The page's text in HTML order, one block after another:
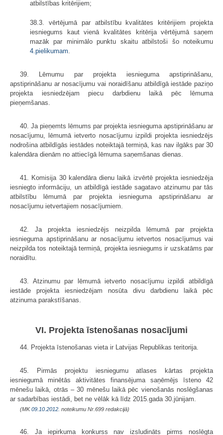
atbilstības kritērijiem;
38.3. vērtējumā par atbilstību kvalitātes kritērijiem projekta
iesniegums kaut vienā kvalitātes kritērija vērtējumā saņem
mazāk par minimālo punktu skaitu atbilstoši šo noteikumu
4.pielikumam.
39. Lēmumu par projekta iesnieguma apstiprināšanu,
apstiprināšanu ar nosacījumu vai noraidīšanu atbildīgā iestāde paziņo
projekta iesniedzējam piecu darbdienu laikā pēc lēmuma
pieņemšanas.
40. Ja pieņemts lēmums par projekta iesnieguma apstiprināšanu ar
nosacījumu, lēmumā ietverto nosacījumu izpildi projekta iesniedzējs
nodrošina atbildīgās iestādes noteiktajā termiņā, kas nav ilgāks par 30
kalendāra dienām no attiecīgā lēmuma saņemšanas dienas.
41. Komisija 30 kalendāra dienu laikā izvērtē projekta iesniedzēja
iesniegto informāciju, un atbildīgā iestāde sagatavo atzinumu par tās
atbilstību lēmumā par projekta iesnieguma apstiprināšanu ar
nosacījumu ietvertajiem nosacījumiem.
42. Ja projekta iesniedzējs neizpilda lēmumā par projekta
iesnieguma apstiprināšanu ar nosacījumu ietvertos nosacījumus vai
neizpilda tos noteiktajā termiņā, projekta iesniegums ir uzskatāms par
noraidītu.
43. Atzinumu par lēmumā ietverto nosacījumu izpildi atbildīgā
iestāde projekta iesniedzējam nosūta divu darbdienu laikā pēc
atzinuma parakstīšanas.
VI. Projekta īstenošanas nosacījumi
44. Projekta īstenošanas vieta ir Latvijas Republikas teritorija.
45. Pirmās projektu iesniegumu atlases kārtas projekta
iesniegumā minētās aktivitātes finansējuma saņēmējs īsteno 42
mēnešu laikā, otrās – 30 mēnešu laikā pēc vienošanās noslēgšanas
ar sadarbības iestādi, bet ne vēlāk kā līdz 2015.gada 30.jūnijam.
(MK09.10.2012. noteikumu Nr.699 redakcijā)
46. Ja iepirkuma konkurss nav izsludināts pirms noslēgta